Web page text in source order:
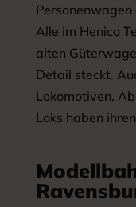
Alle im Henico
alten
Detail steckt.
Lokomotiven.
Loks haben